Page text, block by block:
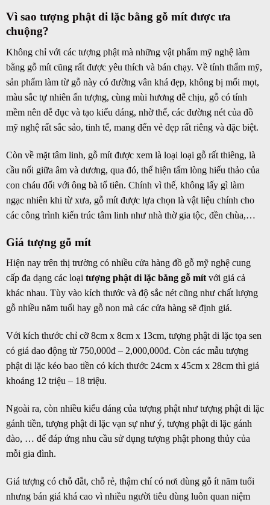
Vì sao tượng phật di lặc bằng gỗ mít được ưa
chuộng?
Không chỉ với các tượng phật mà những vật phẩm mỹ nghệ làm
bằng gỗ mít cũng rất được yêu thích và bán chạy. Về tính thẩm mỹ,
sản phẩm làm từ gỗ này có đường vân khá đẹp, không bị mối mọt,
màu sắc tự nhiên ấn tượng, cùng mùi hương dễ chịu, gỗ có tính
mềm nên dễ đục và tạo kiểu dáng, nhờ thế, các đường nét của đồ
mỹ nghệ rất sắc sảo, tinh tế, mang đến vẻ đẹp rất riêng và đặc biệt.
Còn về mặt tâm linh, gỗ mít được xem là loại loại gỗ rất thiêng, là
cầu nối giữa âm và dương, qua đó, thể hiện tấm lòng hiếu thảo của
con cháu đối với ông bà tổ tiên. Chính vì thế, không lấy gì làm
ngạc nhiên khi từ xưa, gỗ mít được lựa chọn là vật liệu chính cho
các công trình kiến trúc tâm linh như nhà thờ gia tộc, đền chùa,…
Giá tượng gỗ mít
Hiện nay trên thị trường có nhiều cửa hàng đồ gỗ mỹ nghệ cung
cấp đa dạng các loại tượng phật di lặc bằng gỗ mít với giá cả
khác nhau. Tùy vào kích thước và độ sắc nét cũng như chất lượng
gỗ nhiều năm tuổi hay gỗ non mà các cửa hàng sẽ định giá.
Với kích thước chỉ cỡ 8cm x 8cm x 13cm, tượng phật di lặc tọa sen
có giá dao động từ 750,000đ – 2,000,000đ. Còn các mẫu tượng
phật di lặc kéo bao tiền có kích thước 24cm x 45cm x 28cm thì giá
khoảng 12 triệu – 18 triệu.
Ngoài ra, còn nhiều kiểu dáng của tượng phật như tượng phật di lặc
gánh tiền, tượng phật di lặc vạn sự như ý, tượng phật di lặc gánh
đào, … để đáp ứng nhu cầu sử dụng tượng phật phong thủy của
mỗi gia đình.
Giá tượng có chỗ đắt, chỗ rẻ, thậm chí có nơi dùng gỗ ít năm tuổi
nhưng bán giá khá cao vì nhiều người tiêu dùng luôn quan niệm